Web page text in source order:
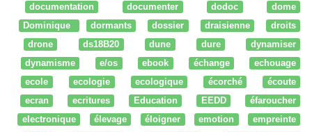
documentation
documenter dodoc
dome
Dominique
dormants dossier draisienne
droits
drone
ds18B20 dune dure
dynamiser
dynamisme
e/os ebook échange
echouage
ecole
ecologie ecologique écorché
écoute
ecran
ecritures Education EEDD
éfaroucher
electronique
élevage éloigner emotion
empreinte